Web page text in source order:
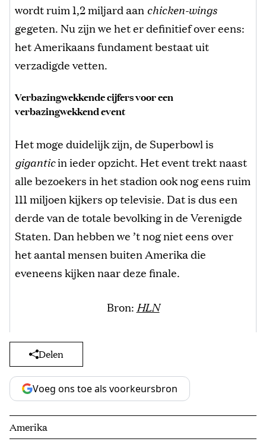
wordt ruim 1,2 miljard aanchicken-wings
gegeten. Nu zijn we het er definitief over eens:
het Amerikaans fundament bestaat uit
verzadigde vetten.
Verbazingwekkende cijfers voor een
verbazingwekkend event
Het moge duidelijk zijn, de Superbowl is
giganticin ieder opzicht. Het event trekt naast
alle bezoekers in het stadion ook nog eens ruim
111 miljoen kijkers op televisie. Dat is dus een
derde van de totale bevolking in de Verenigde
Staten. Dan hebben we ’t nog niet eens over
het aantal mensen buiten Amerika die
eveneens kijken naar deze finale.
Bron: HLN
Delen
Voeg ons toe als voorkeursbron
Amerika